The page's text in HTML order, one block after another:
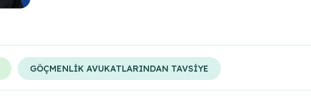
GÖÇMENLİK AVUKATLARINDAN TAVSİYE